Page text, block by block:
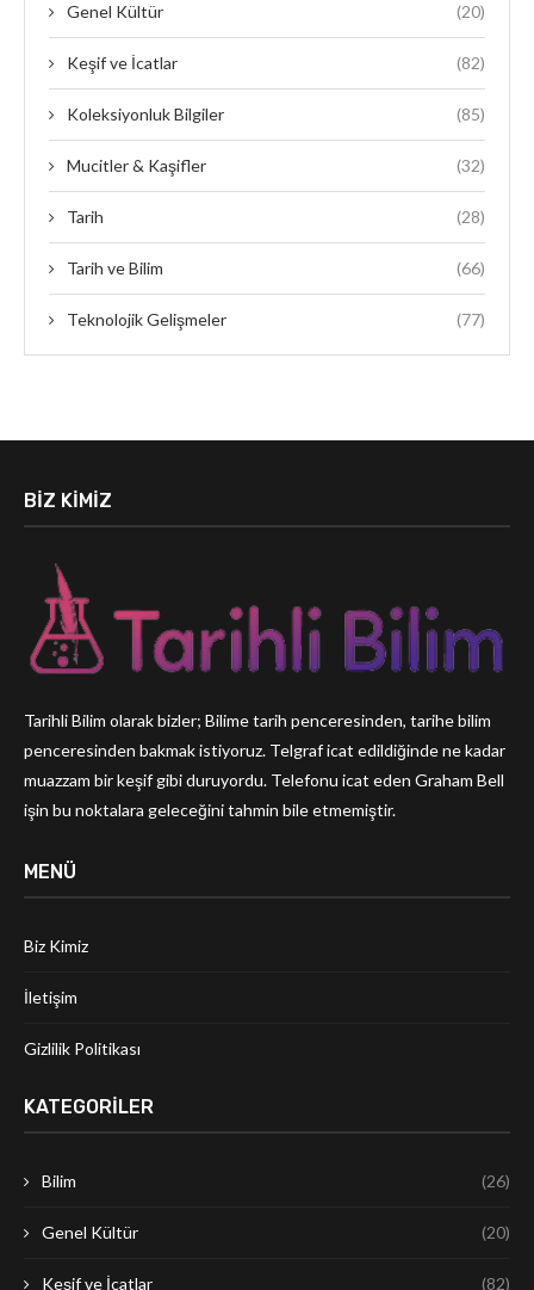
Genel Kültür (20)
Keşif ve İcatlar (82)
Koleksiyonluk Bilgiler (85)
Mucitler & Kaşifler (32)
Tarih (28)
Tarih ve Bilim (66)
Teknolojik Gelişmeler (77)
BIZ KIMIZ
Tarihli Bilim olarak bizler; Bilime tarih penceresinden, tarihe bilim
penceresinden bakmak istiyoruz. Telgraf icat edildiğinde ne kadar
muazzam bir keşif gibi duruyordu. Telefonu icat eden Graham Bell
işin bu noktalara geleceğini tahmin bile etmemiştir.
MENÜ
Biz Kimiz
İletişim
Gizlilik Politikası
KATEGORILER
Bilim (26)
Genel Kültür (20)
Keşif ve İcatlar (82)